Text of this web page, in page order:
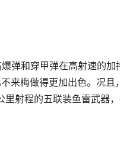
弹和穿甲弹在高射速的
来梅做得更加出色。况
射程的五联装鱼雷武器